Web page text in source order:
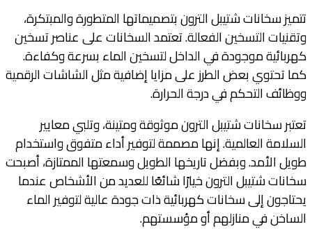
تتميز سخانات شتيبل الترون بتصميماتها المتطورة والمبتكرة،
وتقنيات التسخين الفعالة. تعتمد السخانات على عناصر تسخين
كهربائية موجودة في الداخل لتسخين الماء بسرعة وكفاءة.
كما تحتوي بعض الطرز على مزايا إضافية مثل الشاشات الرقمية
ووظائف التحكم في درجة الحرارة.
تعتبر سخانات شتيبل الترون موثوقة ومتينة، وتلبي معايير
السلامة العالمية. إنها مصممة لتوفير أداء متفوق واستخدام
طويل الأمد. وبفضل تاريخها الطويل وسمعتها الممتازة، أصبحت
سخانات شتيبل الترون خيارًا شائعًا للعديد من الأشخاص عندما
يحتاجون إلى سخانات كهربائية ذات جودة عالية لتوفير الماء
الساخن في منازلهم أو مؤسستهم.